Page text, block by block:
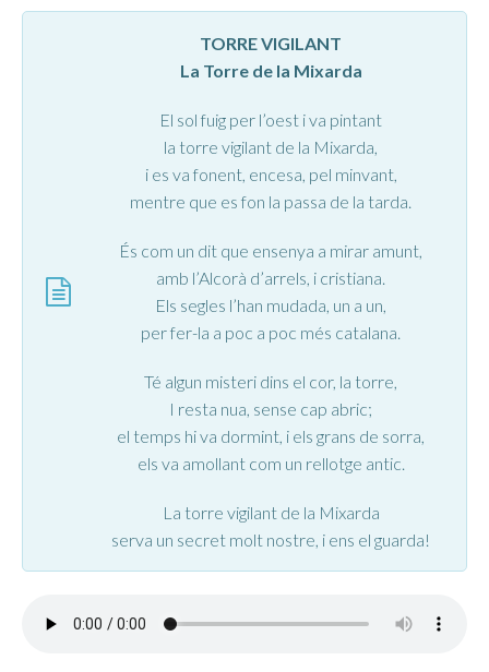
TORRE VIGILANT
La Torre de la Mixarda
El sol fuig per l’oest i va pintant
la torre vigilant de la Mixarda,
i es va fonent, encesa, pel minvant,
mentre que es fon la passa de la tarda.
És com un dit que ensenya a mirar amunt,
amb l’Alcorà d’arrels, i cristiana.
Els segles l’han mudada, un a un,
per fer-la a poc a poc més catalana.
Té algun misteri dins el cor, la torre,
I resta nua, sense cap abric;
el temps hi va dormint, i els grans de sorra,
els va amollant com un rellotge antic.
La torre vigilant de la Mixarda
serva un secret molt nostre, i ens el guarda!